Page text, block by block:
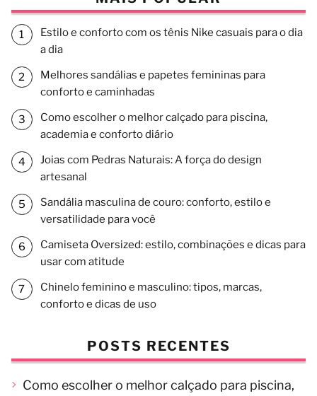
Estilo e conforto com os tênis Nike casuais para o dia
a dia
Melhores sandálias e papetes femininas para
conforto e caminhadas
Como escolher o melhor calçado para piscina,
academia e conforto diário
Joias com Pedras Naturais: A força do design
artesanal
Sandália masculina de couro: conforto, estilo e
versatilidade para você
Camiseta Oversized: estilo, combinações e dicas para
usar com atitude
Chinelo feminino e masculino: tipos, marcas,
conforto e dicas de uso
POSTS RECENTES
Como escolher o melhor calçado para piscina,